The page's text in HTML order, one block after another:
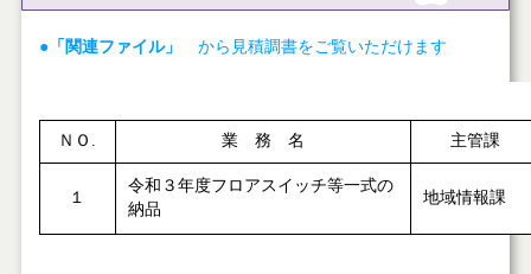
●「関連ファイル」 から見積調書をご覧いただけます
ＮＯ. 業 務 名 主管課
１
令和３年度フロアスイッチ等一式の
納品
地域情報課